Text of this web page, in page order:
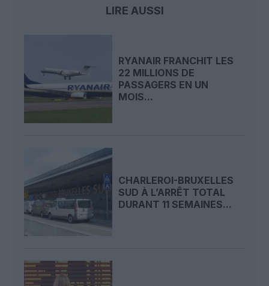
LIRE AUSSI
RYANAIR FRANCHIT LES
22 MILLIONS DE
PASSAGERS EN UN
MOIS...
CHARLEROI-BRUXELLES
SUD À L’ARRÊT TOTAL
DURANT 11 SEMAINES...